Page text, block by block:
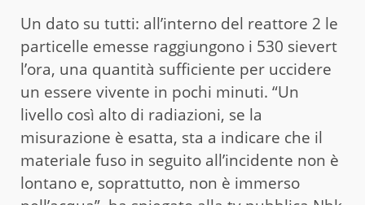
Un dato su tutti: all’interno del reattore 2 le
particelle emesse raggiungono i 530 sievert
l’ora, una quantità sufficiente per uccidere
un essere vivente in pochi minuti. “Un
livello così alto di radiazioni, se la
misurazione è esatta, sta a indicare che il
materiale fuso in seguito all’incidente non è
lontano e, soprattutto, non è immerso